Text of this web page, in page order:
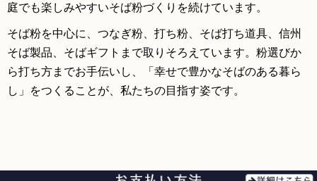
庭でも楽しみやすいそば粉づくりを続けています。
そば粉を中心に、つなぎ粉、打ち粉、そば打ち道具、信州
そば製品、そばギフトまで取りそろえています。粉選びか
ら打ち方までお手伝いし、「幸せで豊かなそばのある暮ら
し」をつくることが、私たちの目指す姿です。